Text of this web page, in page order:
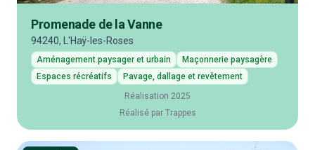
Promenade de la Vanne
94240, L'Haÿ-les-Roses
Aménagement paysager et urbain
Maçonnerie paysagère
Espaces récréatifs
Pavage, dallage et revêtement
Réalisation 2025
Réalisé par Trappes